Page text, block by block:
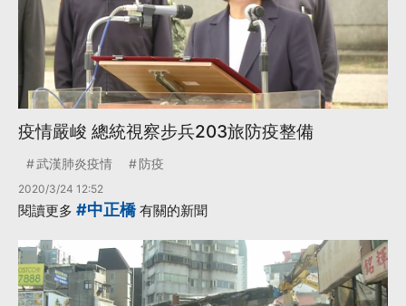
疫情嚴峻 總統視察步兵203旅防疫整備
武漢肺炎疫情 防疫
2020/3/24 12:52
閱讀更多 #中正橋有關的新聞